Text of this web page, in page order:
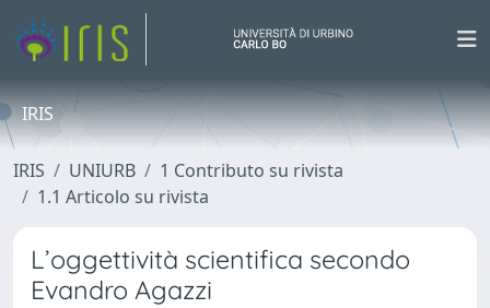
IRIS
IRIS UNIURB
1 Contributo su rivista
1.1 Articolo su rivista
L’oggettività scientifica secondo
Evandro Agazzi